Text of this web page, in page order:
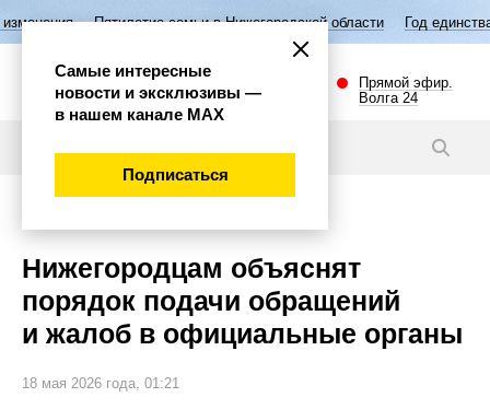
Пятилетие семьи в Нижегородской области Год единства народов
Прямой эфир.
Волга 24
Нижегородцам объяснят
порядок подачи обращений
и жалоб в официальные органы
18 мая 2026 года, 01:21
Самые интересные
новости и эксклюзивы —
в нашем канале МАХ
Подписаться